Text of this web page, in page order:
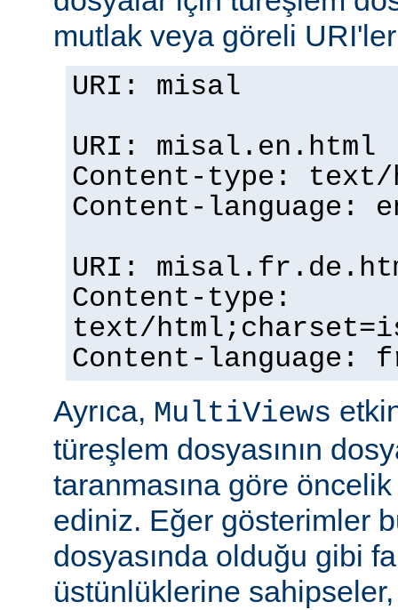
mutlak veya göreli
URI: misal
URI: misal.en.html
Content-type: text/
Content-language:
URI:
Content-type:
text/
Content-language:
Ayrıca, MultiViews
türeşlem dosyasının
taranmasına göre
ediniz. Eğer gösterimler
dosyasında olduğu gibi
üstünlüklerine